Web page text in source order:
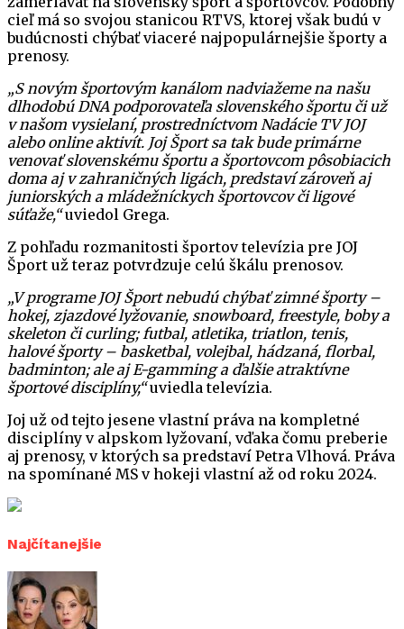
cieľ má so svojou stanicou RTVS, ktorej však budú v
budúcnosti chýbať viaceré najpopulárnejšie športy a
prenosy.
„S novým športovým kanálom nadviažeme na našu
dlhodobú DNA podporovateľa slovenského športu či už
v našom vysielaní, prostredníctvom Nadácie TV JOJ
alebo online aktivít. Joj Šport sa tak bude primárne
venovať slovenskému športu a športovcom pôsobiacich
doma aj v zahraničných ligách, predstaví zároveň aj
juniorských a mládežníckych športovcov či ligové
súťaže,“uviedol Grega.
Z pohľadu rozmanitosti športov televízia pre JOJ
Šport už teraz potvrdzuje celú škálu prenosov.
„V programe JOJ Šport nebudú chýbať zimné športy –
hokej, zjazdové lyžovanie, snowboard, freestyle, boby a
skeleton či curling; futbal, atletika, triatlon, tenis,
halové športy – basketbal, volejbal, hádzaná, florbal,
badminton; ale aj E-gamming a ďalšie atraktívne
športové disciplíny,“uviedla televízia.
Joj už od tejto jesene vlastní práva na kompletné
disciplíny v alpskom lyžovaní, vďaka čomu preberie
aj prenosy, v ktorých sa predstaví Petra Vlhová. Práva
na spomínané MS v hokeji vlastní až od roku 2024.
Najčítanejšie